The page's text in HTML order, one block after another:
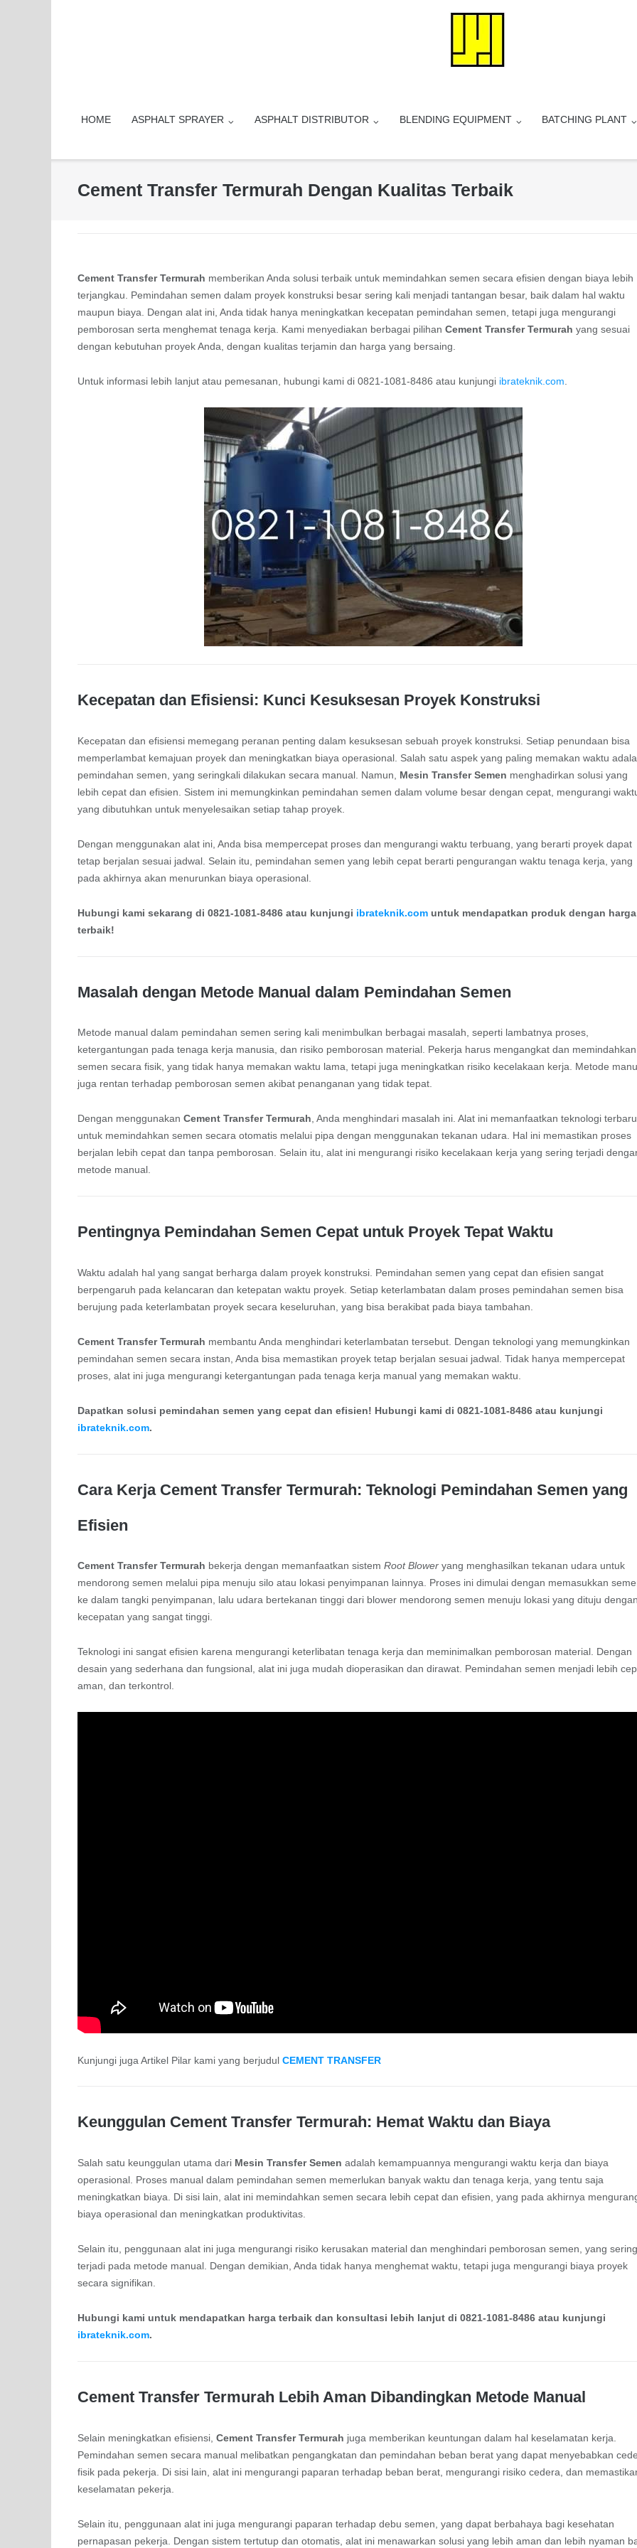
HOME ASPHALT SPRAYER ASPHALT DISTRIBUTOR BLENDING EQUIPMENT BATCHING PLANT
Cement Transfer Termurah Dengan Kualitas Terbaik
Cement Transfer Termurah memberikan Anda solusi terbaik untuk memindahkan semen secara efisien dengan biaya lebih
terjangkau. Pemindahan semen dalam proyek konstruksi besar sering kali menjadi tantangan besar, baik dalam hal waktu
maupun biaya. Dengan alat ini, Anda tidak hanya meningkatkan kecepatan pemindahan semen, tetapi juga mengurangi
pemborosan serta menghemat tenaga kerja. Kami menyediakan berbagai pilihanCement Transfer Termurah yang sesuai
dengan kebutuhan proyek Anda, dengan kualitas terjamin dan harga yang bersaing.
Untuk informasi lebih lanjut atau pemesanan, hubungi kami di 0821-1081-8486 atau kunjungi ibrateknik.com
Kecepatan dan Efisiensi: Kunci Kesuksesan Proyek Konstruksi
Kecepatan dan efisiensi memegang peranan penting dalam kesuksesan sebuah proyek konstruksi. Setiap penundaan bisa
memperlambat kemajuan proyek dan meningkatkan biaya operasional. Salah satu aspek yang paling memakan waktu
pemindahan semen, yang seringkali dilakukan secara manual. Namun, Mesin Transfer Semen menghadirkan solusi yang
lebih cepat dan efisien. Sistem ini memungkinkan pemindahan semen dalam volume besar dengan cepat, mengurangi
yang dibutuhkan untuk menyelesaikan setiap tahap proyek.
Dengan menggunakan alat ini, Anda bisa mempercepat proses dan mengurangi waktu terbuang, yang berarti proyek dapat
tetap berjalan sesuai jadwal. Selain itu, pemindahan semen yang lebih cepat berarti pengurangan waktu tenaga kerja, yang
pada akhirnya akan menurunkan biaya operasional.
Hubungi kami sekarang di 0821-1081-8486 atau kunjungi ibrateknik.com untuk mendapatkan produk dengan harga
terbaik!
Masalah dengan Metode Manual dalam Pemindahan Semen
Metode manual dalam pemindahan semen sering kali menimbulkan berbagai masalah, seperti lambatnya proses,
ketergantungan pada tenaga kerja manusia, dan risiko pemborosan material. Pekerja harus mengangkat dan memindahkan
semen secara fisik, yang tidak hanya memakan waktu lama, tetapi juga meningkatkan risiko kecelakaan kerja. Metode
juga rentan terhadap pemborosan semen akibat penanganan yang tidak tepat.
Dengan menggunakanCement Transfer Termurah , Anda menghindari masalah ini. Alat ini memanfaatkan teknologi terbaru
untuk memindahkan semen secara otomatis melalui pipa dengan menggunakan tekanan udara. Hal ini memastikan proses
berjalan lebih cepat dan tanpa pemborosan. Selain itu, alat ini mengurangi risiko kecelakaan kerja yang sering terjadi
metode manual.
Pentingnya Pemindahan Semen Cepat untuk Proyek Tepat Waktu
Waktu adalah hal yang sangat berharga dalam proyek konstruksi. Pemindahan semen yang cepat dan efisien sangat
berpengaruh pada kelancaran dan ketepatan waktu proyek. Setiap keterlambatan dalam proses pemindahan semen bisa
berujung pada keterlambatan proyek secara keseluruhan, yang bisa berakibat pada biaya tambahan.
Cement Transfer Termurah membantu Anda menghindari keterlambatan tersebut. Dengan teknologi yang memungkinkan
pemindahan semen secara instan, Anda bisa memastikan proyek tetap berjalan sesuai jadwal. Tidak hanya mempercepat
proses, alat ini juga mengurangi ketergantungan pada tenaga kerja manual yang memakan waktu.
Dapatkan solusi pemindahan semen yang cepat dan efisien! Hubungi kami di 0821-1081-8486 atau kunjungi
ibrateknik.com.
Cara Kerja Cement Transfer Termurah: Teknologi Pemindahan Semen yang
Efisien
Cement Transfer Termurah bekerja dengan memanfaatkan sistemRoot Blower yang menghasilkan tekanan udara untuk
mendorong semen melalui pipa menuju silo atau lokasi penyimpanan lainnya. Proses ini dimulai dengan memasukkan
ke dalam tangki penyimpanan, lalu udara bertekanan tinggi dari blower mendorong semen menuju lokasi yang dituju
kecepatan yang sangat tinggi.
Teknologi ini sangat efisien karena mengurangi keterlibatan tenaga kerja dan meminimalkan pemborosan material. Dengan
desain yang sederhana dan fungsional, alat ini juga mudah dioperasikan dan dirawat. Pemindahan semen menjadi lebih
aman, dan terkontrol.
Kunjungi juga Artikel Pilar kami yang berjudulCEMENT TRANSFER
Keunggulan Cement Transfer Termurah: Hemat Waktu dan Biaya
Salah satu keunggulan utama dari Mesin Transfer Semen adalah kemampuannya mengurangi waktu kerja dan biaya
operasional. Proses manual dalam pemindahan semen memerlukan banyak waktu dan tenaga kerja, yang tentu saja
meningkatkan biaya. Di sisi lain, alat ini memindahkan semen secara lebih cepat dan efisien, yang pada akhirnya
biaya operasional dan meningkatkan produktivitas.
Selain itu, penggunaan alat ini juga mengurangi risiko kerusakan material dan menghindari pemborosan semen, yang
terjadi pada metode manual. Dengan demikian, Anda tidak hanya menghemat waktu, tetapi juga mengurangi biaya proyek
secara signifikan.
Hubungi kami untuk mendapatkan harga terbaik dan konsultasi lebih lanjut di 0821-1081-8486 atau kunjungi
ibrateknik.com.
Cement Transfer Termurah Lebih Aman Dibandingkan Metode Manual
Selain meningkatkan efisiensi,Cement Transfer Termurah juga memberikan keuntungan dalam hal keselamatan kerja.
Pemindahan semen secara manual melibatkan pengangkatan dan pemindahan beban berat yang dapat menyebabkan
fisik pada pekerja. Di sisi lain, alat ini mengurangi paparan terhadap beban berat, mengurangi risiko cedera, dan
keselamatan pekerja.
Selain itu, penggunaan alat ini juga mengurangi paparan terhadap debu semen, yang dapat berbahaya bagi kesehatan
pernapasan pekerja. Dengan sistem tertutup dan otomatis, alat ini menawarkan solusi yang lebih aman dan lebih nyaman